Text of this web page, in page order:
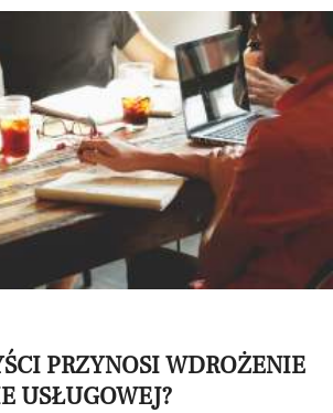
PRZYNOSI WDROŻENIE
USŁUGOWEJ?